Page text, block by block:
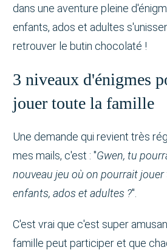
dans une aventure pleine
enfants, ados et adultes
retrouver le butin chocolaté !
3 niveaux d'énigmes
jouer toute la famille
Une demande qui revient très
mes mails, c'est : "Gwen, tu
nouveau jeu où on pourrait jouer
enfants, ados et adultes ?".
C'est vrai que c'est super
famille peut participer et que